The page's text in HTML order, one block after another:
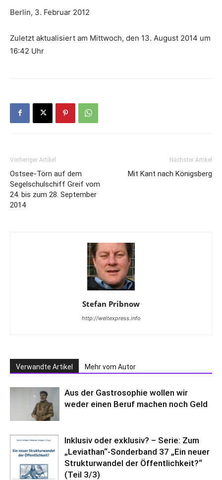
Berlin, 3. Februar 2012
Zuletzt aktualisiert am Mittwoch, den 13. August 2014 um
16:42 Uhr
Vorheriger Artikel
Ostsee-Törn auf dem
Segelschulschiff Greif vom
24. bis zum 28. September
2014
Nächster Artikel
Mit Kant nach Königsberg
Stefan Pribnow
http://weltexpress.info
Verwandte Artikel Mehr vom Autor
Aus der Gastrosophie wollen wir
weder einen Beruf machen noch Geld
Inklusiv oder exklusiv? – Serie: Zum
„Leviathan“-Sonderband 37 „Ein neuer
Strukturwandel der Öffentlichkeit?“
(Teil 3/3)